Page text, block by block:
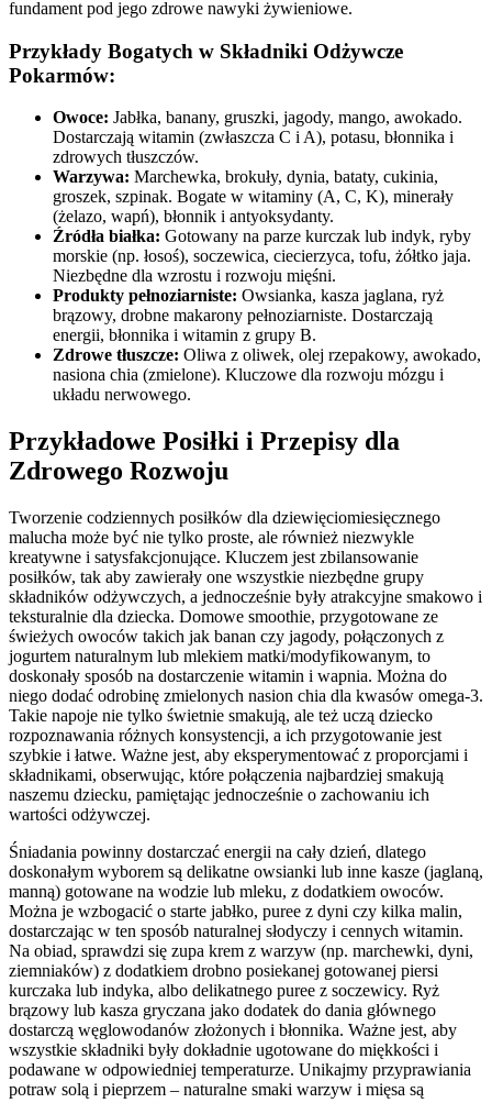
fundament pod jego zdrowe nawyki żywieniowe.
Przykłady Bogatych w Składniki Odżywcze
Pokarmów:
Owoce: Jabłka, banany, gruszki, jagody, mango, awokado.
Dostarczają witamin (zwłaszcza C i A), potasu, błonnika i
zdrowych tłuszczów.
Warzywa: Marchewka, brokuły, dynia, bataty, cukinia,
groszek, szpinak. Bogate w witaminy (A, C, K), minerały
(żelazo, wapń), błonnik i antyoksydanty.
Źródła białka: Gotowany na parze kurczak lub indyk, ryby
morskie (np. łosoś), soczewica, ciecierzyca, tofu, żółtko jaja.
Niezbędne dla wzrostu i rozwoju mięśni.
Produkty pełnoziarniste: Owsianka, kasza jaglana, ryż
brązowy, drobne makarony pełnoziarniste. Dostarczają
energii, błonnika i witamin z grupy B.
Zdrowe tłuszcze: Oliwa z oliwek, olej rzepakowy, awokado,
nasiona chia (zmielone). Kluczowe dla rozwoju mózgu i
układu nerwowego.
Przykładowe Posiłki i Przepisy dla
Zdrowego Rozwoju
Tworzenie codziennych posiłków dla dziewięciomiesięcznego
malucha może być nie tylko proste, ale również niezwykle
kreatywne i satysfakcjonujące. Kluczem jest zbilansowanie
posiłków, tak aby zawierały one wszystkie niezbędne grupy
składników odżywczych, a jednocześnie były atrakcyjne smakowo i
teksturalnie dla dziecka. Domowe smoothie, przygotowane ze
świeżych owoców takich jak banan czy jagody, połączonych z
jogurtem naturalnym lub mlekiem matki/modyfikowanym, to
doskonały sposób na dostarczenie witamin i wapnia. Można do
niego dodać odrobinę zmielonych nasion chia dla kwasów omega-3.
Takie napoje nie tylko świetnie smakują, ale też uczą dziecko
rozpoznawania różnych konsystencji, a ich przygotowanie jest
szybkie i łatwe. Ważne jest, aby eksperymentować z proporcjami i
składnikami, obserwując, które połączenia najbardziej smakują
naszemu dziecku, pamiętając jednocześnie o zachowaniu ich
wartości odżywczej.
Śniadania powinny dostarczać energii na cały dzień, dlatego
doskonałym wyborem są delikatne owsianki lub inne kasze (jaglaną,
manną) gotowane na wodzie lub mleku, z dodatkiem owoców.
Można je wzbogacić o starte jabłko, puree z dyni czy kilka malin,
dostarczając w ten sposób naturalnej słodyczy i cennych witamin.
Na obiad, sprawdzi się zupa krem z warzyw (np. marchewki, dyni,
ziemniaków) z dodatkiem drobno posiekanej gotowanej piersi
kurczaka lub indyka, albo delikatnego puree z soczewicy. Ryż
brązowy lub kasza gryczana jako dodatek do dania głównego
dostarczą węglowodanów złożonych i błonnika. Ważne jest, aby
wszystkie składniki były dokładnie ugotowane do miękkości i
podawane w odpowiedniej temperaturze. Unikajmy przyprawiania
potraw solą i pieprzem – naturalne smaki warzyw i mięsa są